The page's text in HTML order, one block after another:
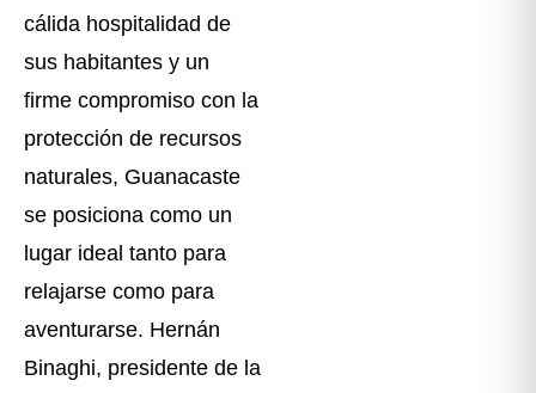
cálida hospitalidad de
sus habitantes y un
firme compromiso con la
protección de recursos
naturales, Guanacaste
se posiciona como un
lugar ideal tanto para
relajarse como para
aventurarse. Hernán
Binaghi, presidente de la